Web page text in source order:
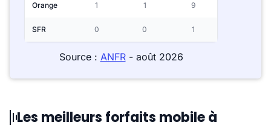
Orange 1 1 9
SFR 0 0 1
Source : ANFR- août 2026
Les meilleurs forfaits mobile à